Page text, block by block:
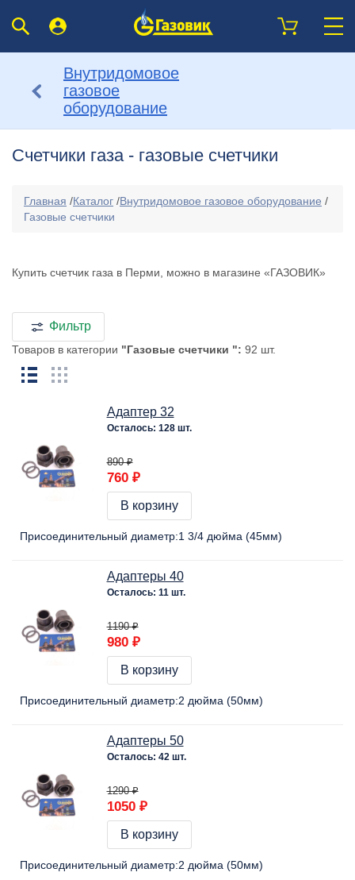
Внутридомовое
газовое
оборудование
Счетчики газа - газовые счетчики
Главная /Каталог /Внутридомовое газовое оборудование /
Газовые счетчики
Купить счетчик газа в Перми, можно в магазине «ГАЗОВИК»
Фильтр
Товаров в категории "Газовые счетчики ": 92 шт.
Адаптер 32
Осталось: 128 шт.
890 ₽
760 ₽
В корзину
Присоединительный диаметр:1 3/4 дюйма (45мм)
Адаптеры 40
Осталось: 11 шт.
1190 ₽
980 ₽
В корзину
Присоединительный диаметр:2 дюйма (50мм)
Адаптеры 50
Осталось: 42 шт.
1290 ₽
1050 ₽
В корзину
Присоединительный диаметр:2 дюйма (50мм)